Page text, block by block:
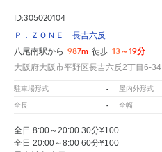
ID:305020104
Ｐ．ＺＯＮＥ 長吉六反
八尾南駅から 987m 徒歩 13～19分
大阪府大阪市平野区長吉六反2丁目6-34
駐車場形式 - 屋内外形式
全長 - 全幅
全日 8:00～20:00 30分¥100
全日 20:00～8:00 60分¥100